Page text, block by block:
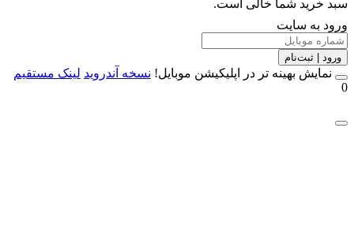
خرید شما خالی است.
به سایت
| ثبت‌نام
بهینه تر در اپلیکیشن موبایل!نسخه آندروید لینک مستقیم